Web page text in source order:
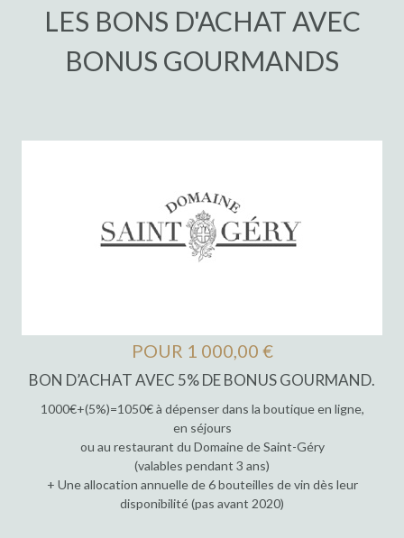
LES BONS D'ACHAT AVEC
BONUS GOURMANDS
POUR 1 000,00 €
BON D’ACHAT AVEC 5% DE BONUS GOURMAND.
1000€+(5%)=1050€ à dépenser dans la boutique en ligne,
en séjours
ou au restaurant du Domaine de Saint-Géry
(valables pendant 3 ans)
+ Une allocation annuelle de 6 bouteilles de vin dès leur
disponibilité (pas avant 2020)